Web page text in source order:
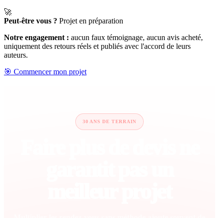
🚀
Peut-être vous ? Projet en préparation
Notre engagement : aucun faux témoignage, aucun avis acheté,
uniquement des retours réels et publiés avec l'accord de leurs
auteurs.
🎯 Commencer mon projet
30 ANS DE TERRAIN